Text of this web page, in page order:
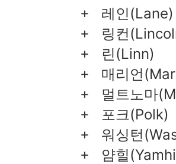
레인(Lane)
링컨
린(Linn)
매리언
멀트노마
포크(Polk)
워싱턴
얌힐